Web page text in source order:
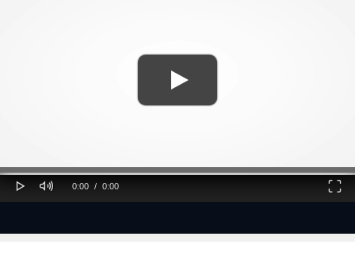
Play Mute
Current
0:00 /
Duration
0:00
Fullscreen